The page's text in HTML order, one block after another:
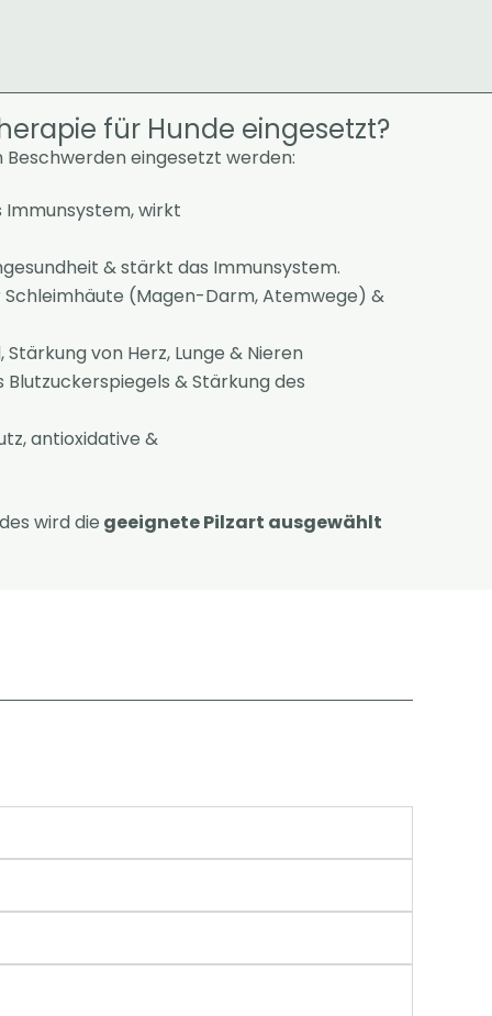
für Hunde eingesetzt?
eingesetzt werden:
wirkt
& stärkt das Immunsystem.
(Magen-Darm, Atemwege) &
von Herz, Lunge & Nieren
Blutzuckerspiegels & Stärkung des
antioxidative &
wird die geeignete Pilzart ausgewählt